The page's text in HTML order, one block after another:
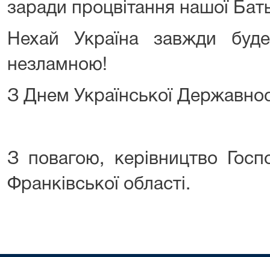
заради процвітання нашої
Нехай Україна завжди
незламною!
З Днем Української
З повагою, керівництво
Франківської області.